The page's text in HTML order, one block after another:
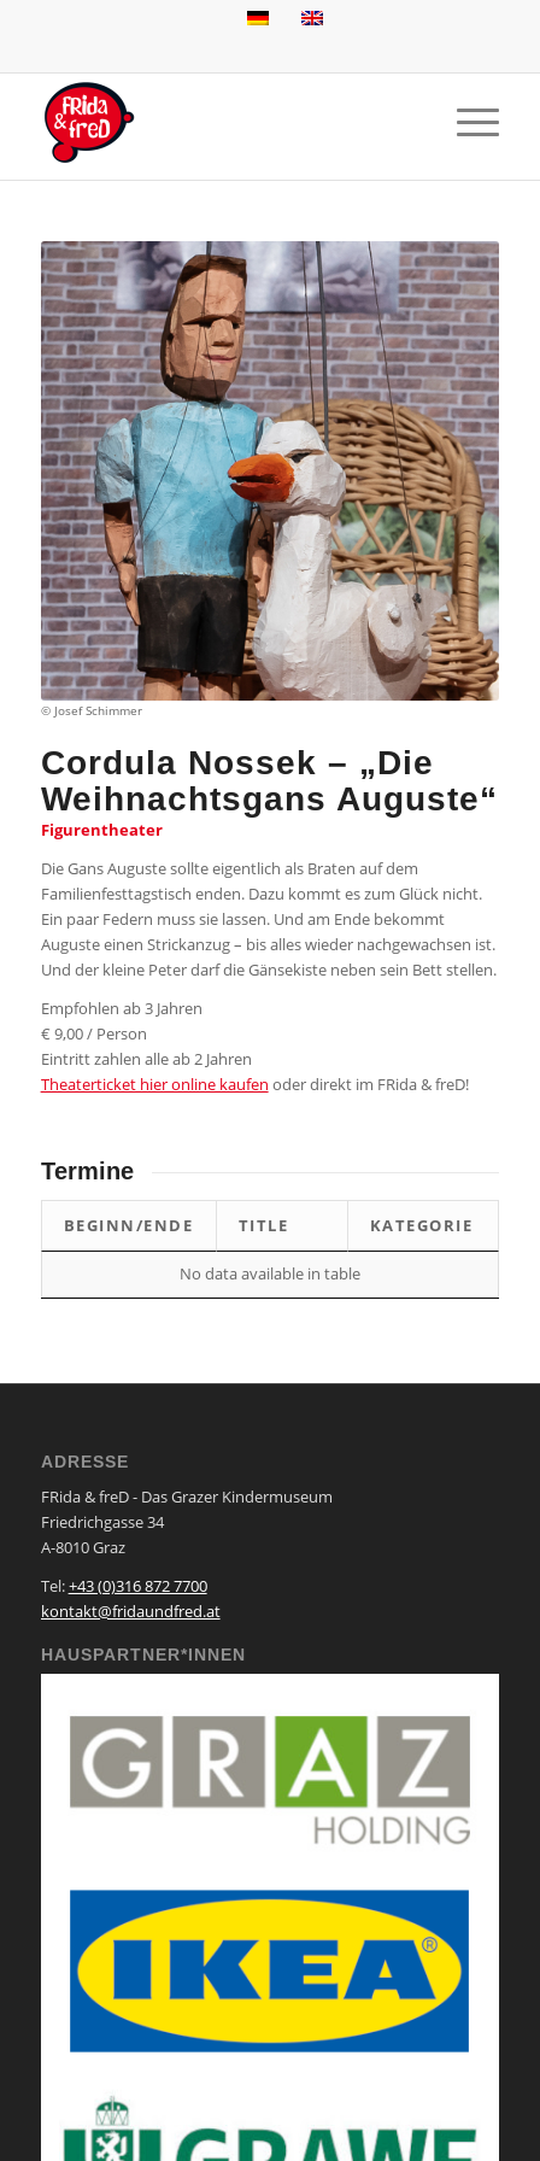
© Josef Schimmer
Cordula Nossek – „Die
Weihnachtsgans Auguste“
Figurentheater
Die Gans Auguste sollte eigentlich als Braten auf dem
Familienfesttagstisch enden. Dazu kommt es zum Glück nicht.
Ein paar Federn muss sie lassen. Und am Ende bekommt
Auguste einen Strickanzug – bis alles wieder nachgewachsen ist.
Und der kleine Peter darf die Gänsekiste neben sein Bett stellen.
Empfohlen ab 3 Jahren
€ 9,00 / Person
Eintritt zahlen alle ab 2 Jahren
Theaterticket hier online kaufen oder direkt im FRida & freD!
Termine
BEGINN/ENDE TITLE KATEGORIE
No data available in table
ADRESSE
FRida & freD - Das Grazer Kindermuseum
Friedrichgasse 34
A-8010 Graz
Tel:+43 (0)316 872 7700
kontakt@fridaundfred.at
HAUSPARTNER*INNEN